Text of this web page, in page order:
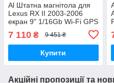
Al Штатна магнітола для
Lexus RX II 2003-2006
екран 9" 1/16Gb Wi-Fi GPS
7 110 ₴ 9 451 ₴
Купити
Акційні пропозиції та